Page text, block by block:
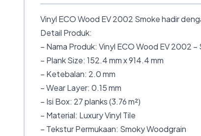
Vinyl ECO Wood EV 2002 Smoke hadir
Detail Produk:
– Nama Produk: Vinyl ECO Wood EV 2002 –
– Plank Size: 152.4 mm x 914.4 mm
– Ketebalan: 2.0 mm
– Wear Layer: 0.15 mm
– Isi Box: 27 planks (3.76 m²)
– Material: Luxury Vinyl Tile
– Tekstur Permukaan: Smoky Woodgrain